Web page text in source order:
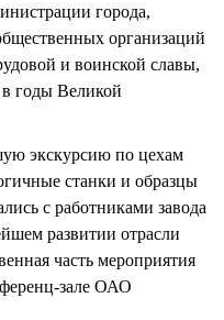
города,
организаций
и воинской славы,
годы Великой
экскурсию по цехам
станки и образцы
с работниками завода
развитии отрасли
часть мероприятия
зале ОАО